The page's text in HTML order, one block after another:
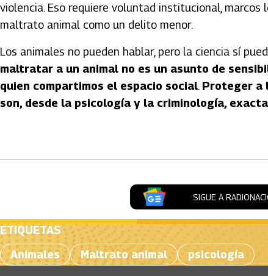
violencia. Eso requiere voluntad institucional,
maltrato animal como un delito menor.
Los animales no pueden hablar, pero la ciencia sí
maltratar a un animal no es un asunto de
quien compartimos el espacio social. Proteger a
son, desde la psicología y la criminología,
SIGUE A
ETIQUETAS
Animales
Maltrato animal psicología